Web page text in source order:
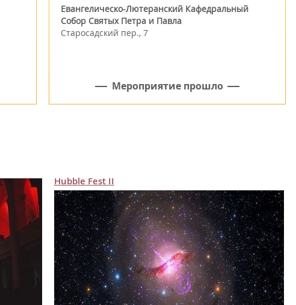
Евангелическо-Лютеранский Кафедральный
Собор Святых Петра и Павла
Старосадский пер., 7
Мероприятие прошло
Hubble Fest II